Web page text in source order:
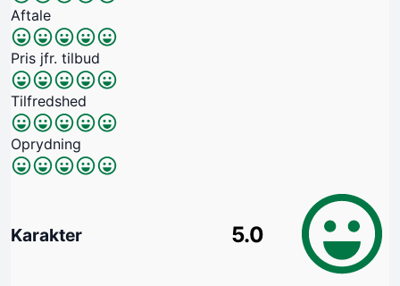
Aftale
Pris jfr. tilbud
Tilfredshed
Oprydning
Karakter 5.0